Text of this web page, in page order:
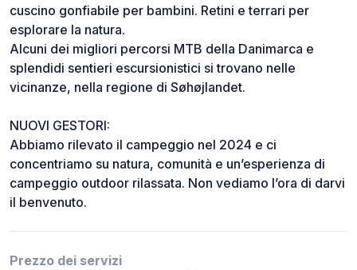
cuscino gonfiabile per bambini. Retini e terrari per
esplorare la natura.
Alcuni dei migliori percorsi MTB della Danimarca e
splendidi sentieri escursionistici si trovano nelle
vicinanze, nella regione di Søhøjlandet.
NUOVI GESTORI:
Abbiamo rilevato il campeggio nel 2024 e ci
concentriamo su natura, comunità e un’esperienza di
campeggio outdoor rilassata. Non vediamo l’ora di darvi
il benvenuto.
Prezzo dei servizi